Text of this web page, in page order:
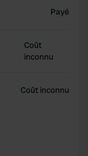
Payé
Coût
inconnu
Coût inconnu